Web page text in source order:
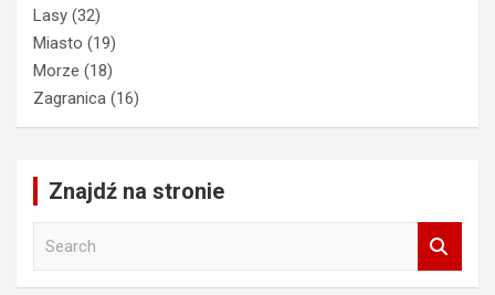
Lasy (32)
Miasto (19)
Morze (18)
Zagranica (16)
Znajdź na stronie